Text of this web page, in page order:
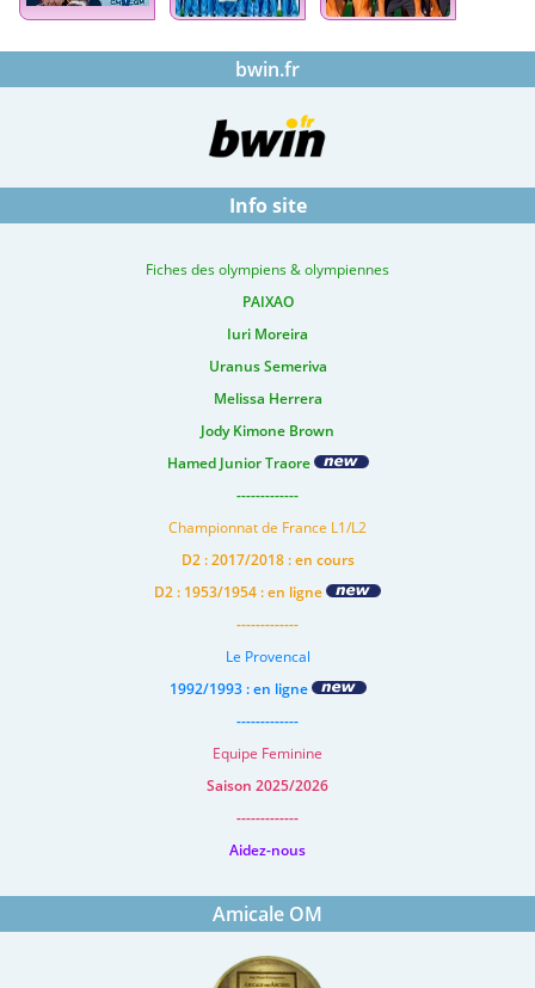
bwin.fr
Info site
Fiches des olympiens & olympiennes
PAIXAO
Iuri Moreira
Uranus Semeriva
Melissa Herrera
Jody Kimone Brown
Hamed Junior Traore
-------------
Championnat de France L1/L2
D2 : 2017/2018 : en cours
D2 : 1953/1954 : en ligne
-------------
Le Provencal
1992/1993 : en ligne
-------------
Equipe Feminine
Saison 2025/2026
-------------
Aidez-nous
Amicale OM